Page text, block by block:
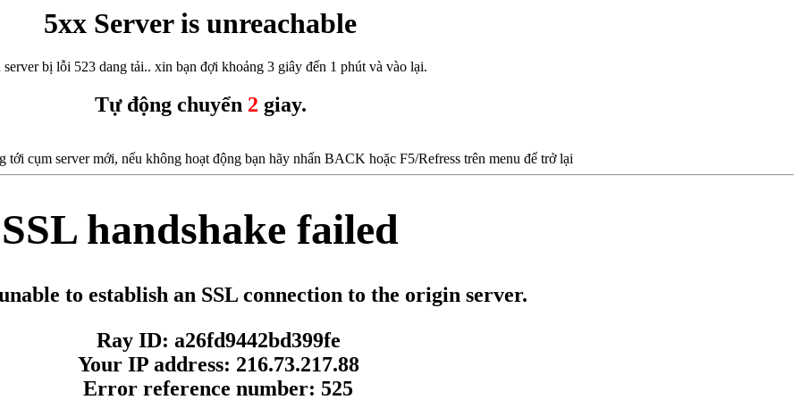
5xx Server is unreachable
server bị lỗi 523 dang tải.. xin bạn đợi khoảng 3 giây đến 1 phút và vào lại.
Tự động chuyển 2 giay.
tới cụm server mới, nếu không hoạt động bạn hãy nhấn BACK hoặc F5/Refress trên menu để trở lại
SSL handshake failed
to establish an SSL connection to the origin server.
Ray ID: a26fd9442bd399fe
Your IP address: 216.73.217.88
Error reference number: 525